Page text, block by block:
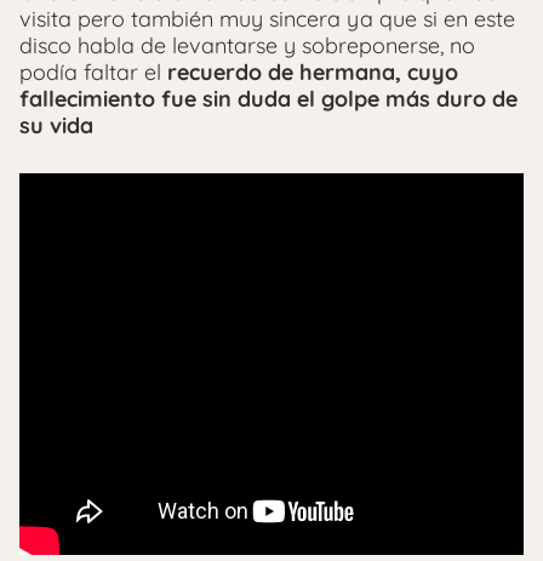
visita pero también muy sincera ya que si en este
disco habla de levantarse y sobreponerse, no
podía faltar el recuerdo de hermana, cuyo
fallecimiento fue sin duda el golpe más duro de
su vida